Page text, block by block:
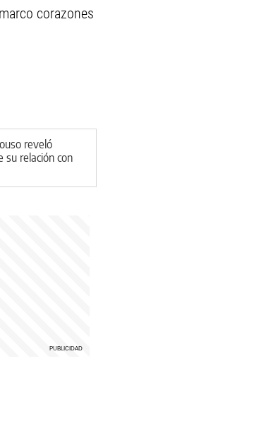
corazones
reveló
su relación con